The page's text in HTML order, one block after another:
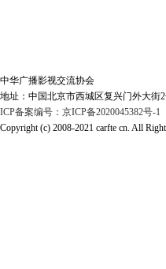
中华广播影视交流协会
地址：中国北京市西城区复兴门外大街2
ICP备案编号：京ICP备2020045382号-1
Copyright (c) 2008-2021 carfte cn. All